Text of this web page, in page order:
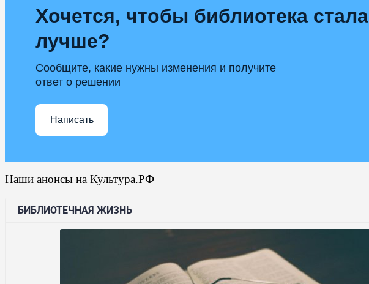
Хочется, чтобы библиотека стала
лучше?
Сообщите, какие нужны изменения и получите
ответ о решении
Написать
Наши анонсы на Культура.РФ